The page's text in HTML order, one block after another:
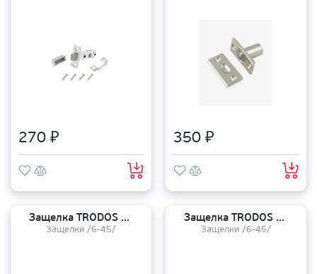
270 ₽ 350 ₽
Защелка TRODOS 6-45 с металлическим язычком BN
Защелки /6-45/
Защелка TRODOS 6-45 с металлическим язычком BL
Защелки /6-45/